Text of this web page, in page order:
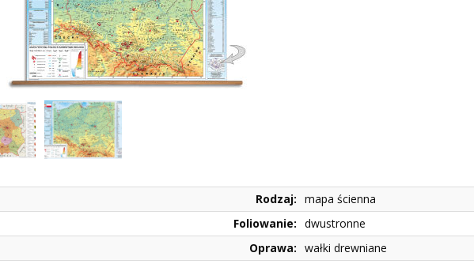
Rodzaj: mapa ścienna
Foliowanie: dwustronne
Oprawa: wałki drewniane